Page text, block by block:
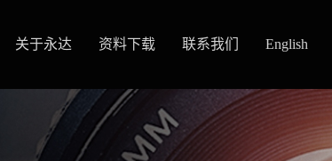
关于永达 资料下载 联系我们 English